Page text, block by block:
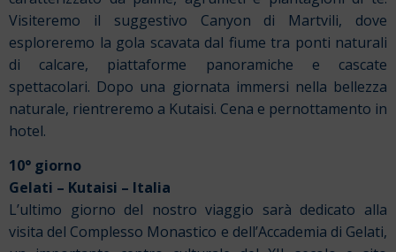
Visiteremo il suggestivo Canyon di Martvili, dove
esploreremo la gola scavata dal fiume tra ponti naturali
di calcare, piattaforme panoramiche e cascate
spettacolari. Dopo una giornata immersi nella bellezza
naturale, rientreremo a Kutaisi. Cena e pernottamento in
hotel.
10° giorno
Gelati – Kutaisi – Italia
L’ultimo giorno del nostro viaggio sarà dedicato alla
visita del Complesso Monastico e dell’Accademia di Gelati,